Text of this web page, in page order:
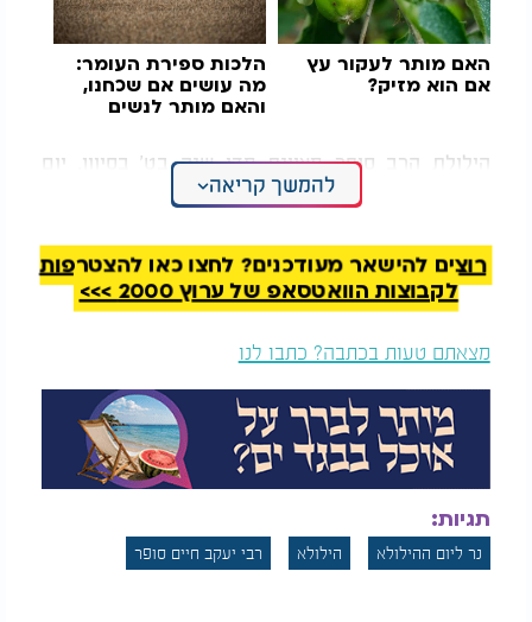
האם מותר לעקור עץ
אם הוא מזיק?
הלכות ספירת העומר:
מה עושים אם שכחנו,
והאם מותר לנשים
הילולת הרב סופר מצוינת מדי שנה בט' בסיוון, יום
פטירתו בשנת 1939 (ה'תרצ"ט). ביום זה נוהגים להדליק
נר נשמה, ללמוד מפרי עטו ולומר תפילות לעילוי נשמתו.
יש הנוהגים גם לתת צדקה ולבקש ישועות בזכותו.
נינו של הרב סופר, הרב יעקב חיים סופר, עומד כיום
בראש ישיבת "כף החיים" בירושלים, שהוקמה על שמו
ולזכרו. הישיבה ממשיכה את דרכו בהפצת תורה והלכה
ברוח מסורתית ומעמיקה.
הילולת "כף החיים" מהווה הזדמנות להתחבר למורשתו
של אחד מגדולי הפוסקים והמקובלים בדורו, ולהתברך
מהאור שהותיר אחריו.
להמשך קריאה
רוצים להישאר מעודכנים? לחצו כאן להצטרפות
לקבוצות הוואטסאפ של ערוץ 2000 >>>
מצאתם טעות בכתבה? כתבו לנו
תגיות:
נר ליום ההילולא הילולא רבי יעקב חיים סופר